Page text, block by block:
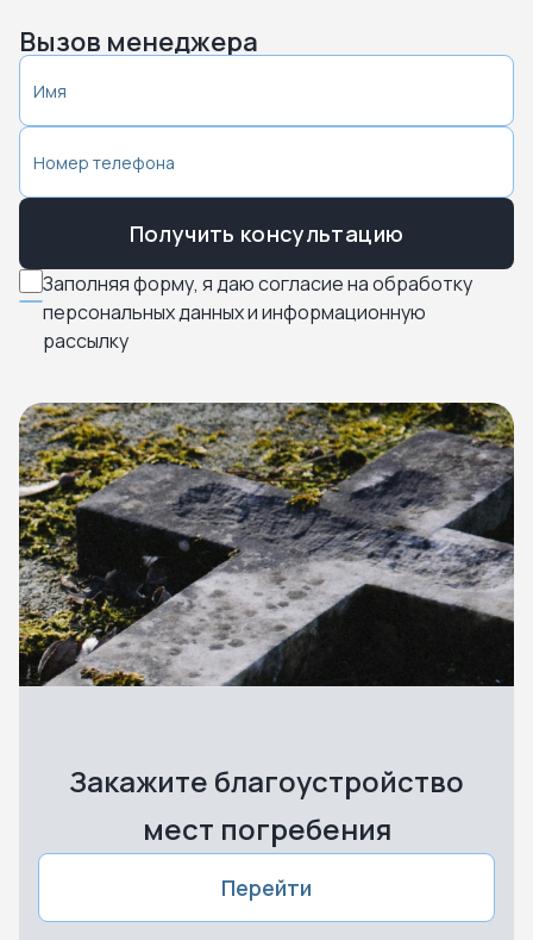
Вызов менеджера
Заполняя форму, я даю согласие на обработку
персональных данных и информационную
рассылку
Получить консультацию
Закажите благоустройство
мест погребения
Перейти